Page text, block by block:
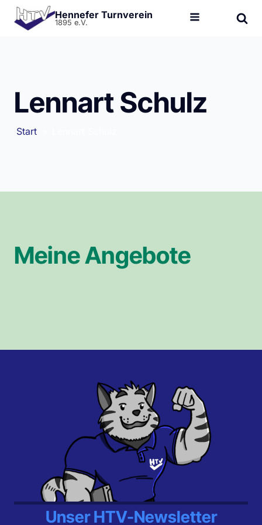
Hennefer Turnverein
1895 e.V.
Lennart Schulz
Start
Meine Angebote
Unser HTV-Newsletter